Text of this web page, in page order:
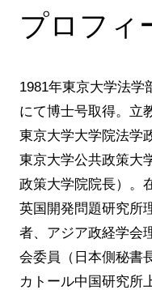
プロフィ
1981年東京大学法学
にて博士号取得。立
東京大学大学院法学
東京大学公共政策大
政策大学院院長）。
英国開発問題研究所
者、アジア政経学会
会委員（日本側秘書
カトール中国研究所